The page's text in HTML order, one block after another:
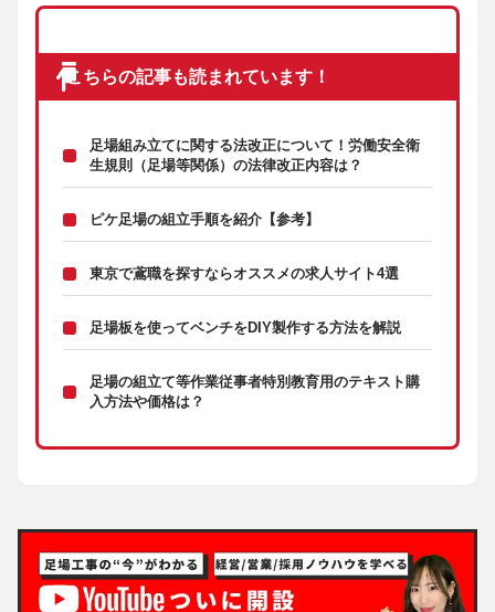
こちらの記事も読まれています！
足場組み立てに関する法改正について！労働安全衛
生規則（足場等関係）の法律改正内容は？
ピケ足場の組立手順を紹介【参考】
東京で鳶職を探すならオススメの求人サイト4選
足場板を使ってベンチをDIY製作する方法を解説
足場の組立て等作業従事者特別教育用のテキスト購
入方法や価格は？